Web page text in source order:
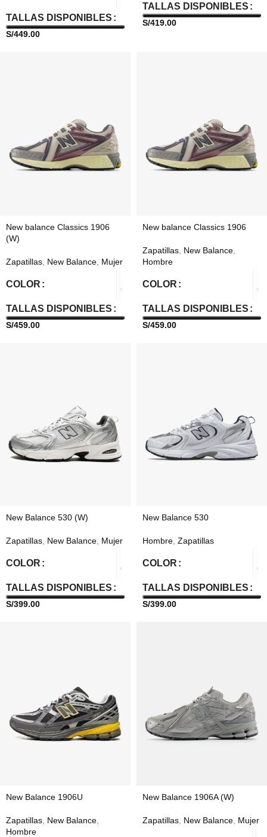
TALLAS DISPONIBLES
S/449.00
TALLAS DISPONIBLES
S/419.00
New balance Classics 1906
(W)
Zapatillas New Balance Mujer
COLOR
TALLAS DISPONIBLES
S/459.00
New balance Classics 1906
Zapatillas New Balance
Hombre
COLOR
TALLAS DISPONIBLES
S/459.00
New Balance 530 (W)
Zapatillas, New Balance, Mujer
COLOR
TALLAS DISPONIBLES
S/399.00
New Balance 530
Hombre, Zapatillas
COLOR
TALLAS DISPONIBLES
S/399.00
New Balance 1906U
Zapatillas New Balance
Hombre
New Balance 1906A (W)
Zapatillas New Balance Mujer